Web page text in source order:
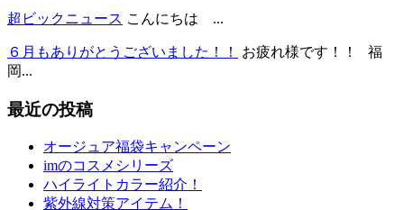
超ビックニュース こんにちは ...
６月もありがとうございました！！
お疲れ様です！！ 福
岡...
最近の投稿
オージュア福袋キャンペーン
imのコスメシリーズ
ハイライトカラー紹介！
紫外線対策アイテム！